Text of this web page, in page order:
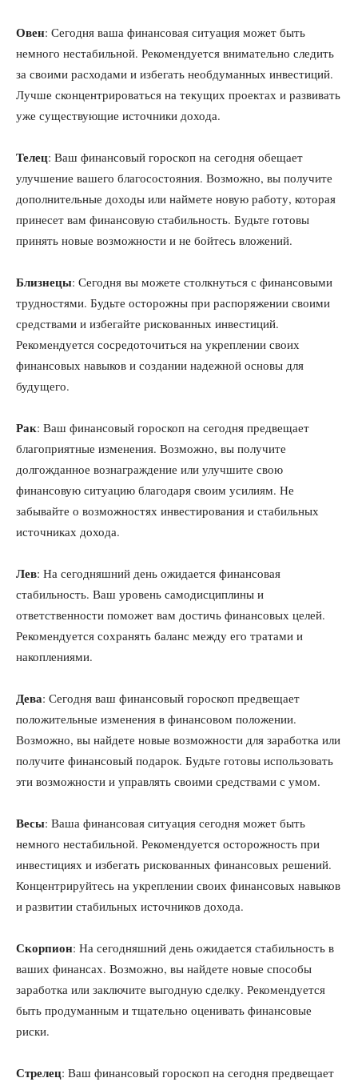
Овен: Сегодня ваша финансовая ситуация может быть
немного нестабильной. Рекомендуется внимательно следить
за своими расходами и избегать необдуманных инвестиций.
Лучше сконцентрироваться на текущих проектах и развивать
уже существующие источники дохода.
Телец: Ваш финансовый гороскоп на сегодня обещает
улучшение вашего благосостояния. Возможно, вы получите
дополнительные доходы или наймете новую работу, которая
принесет вам финансовую стабильность. Будьте готовы
принять новые возможности и не бойтесь вложений.
Близнецы: Сегодня вы можете столкнуться с финансовыми
трудностями. Будьте осторожны при распоряжении своими
средствами и избегайте рискованных инвестиций.
Рекомендуется сосредоточиться на укреплении своих
финансовых навыков и создании надежной основы для
будущего.
Рак: Ваш финансовый гороскоп на сегодня предвещает
благоприятные изменения. Возможно, вы получите
долгожданное вознаграждение или улучшите свою
финансовую ситуацию благодаря своим усилиям. Не
забывайте о возможностях инвестирования и стабильных
источниках дохода.
Лев: На сегодняшний день ожидается финансовая
стабильность. Ваш уровень самодисциплины и
ответственности поможет вам достичь финансовых целей.
Рекомендуется сохранять баланс между его тратами и
накоплениями.
Дева: Сегодня ваш финансовый гороскоп предвещает
положительные изменения в финансовом положении.
Возможно, вы найдете новые возможности для заработка или
получите финансовый подарок. Будьте готовы использовать
эти возможности и управлять своими средствами с умом.
Весы: Ваша финансовая ситуация сегодня может быть
немного нестабильной. Рекомендуется осторожность при
инвестициях и избегать рискованных финансовых решений.
Концентрируйтесь на укреплении своих финансовых навыков
и развитии стабильных источников дохода.
Скорпион: На сегодняшний день ожидается стабильность в
ваших финансах. Возможно, вы найдете новые способы
заработка или заключите выгодную сделку. Рекомендуется
быть продуманным и тщательно оценивать финансовые
риски.
Стрелец: Ваш финансовый гороскоп на сегодня предвещает